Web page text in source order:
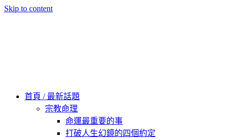
Skip to content
首頁 / 最新話題
宗教命理
命運最重要的事
打破人生幻鏡的四個約定